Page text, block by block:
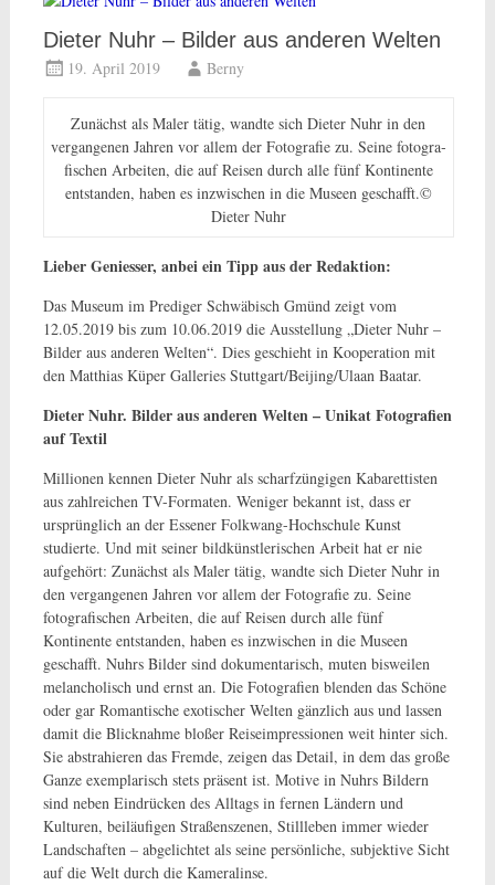
Dieter Nuhr – Bilder aus anderen Welten
19. April 2019 Berny
Zunächst als Maler tätig, wandte sich Dieter Nuhr in den
vergangenen Jahren vor allem der Fotografie zu. Seine fotogra­
fischen Arbeiten, die auf Reisen durch alle fünf Kontinente
entstanden, haben es inzwischen in die Museen geschafft.©
Dieter Nuhr
Lieber Geniesser, anbei ein Tipp aus der Redaktion:
Das Museum im Prediger Schwäbisch Gmünd zeigt vom
12.05.2019 bis zum 10.06.2019 die Ausstellung „Dieter Nuhr –
Bilder aus anderen Welten“. Dies geschieht in Kooperation mit
den Matthias Küper Galleries Stuttgart/Beijing/Ulaan Baatar.
Dieter Nuhr. Bilder aus anderen Welten – Unikat Fotografien
auf Textil
Millionen kennen Dieter Nuhr als scharfzüngigen Kabarettisten
aus zahlreichen TV-Formaten. Weniger bekannt ist, dass er
ursprünglich an der Essener Folkwang-Hochschule Kunst
studierte. Und mit seiner bildkünstlerischen Arbeit hat er nie
aufgehört: Zunächst als Maler tätig, wandte sich Dieter Nuhr in
den vergangenen Jahren vor allem der Fotografie zu. Seine
fotografischen Arbeiten, die auf Reisen durch alle fünf
Kontinente entstanden, haben es inzwischen in die Museen
geschafft. Nuhrs Bilder sind dokumentarisch, muten bisweilen
melancholisch und ernst an. Die Fotografien blenden das Schöne
oder gar Romantische exotischer Welten gänzlich aus und lassen
damit die Blicknahme bloßer Reiseimpressionen weit hinter sich.
Sie abstrahieren das Fremde, zeigen das Detail, in dem das große
Ganze exemplarisch stets präsent ist. Motive in Nuhrs Bildern
sind neben Eindrücken des Alltags in fernen Ländern und
Kulturen, beiläufigen Straßenszenen, Stillleben immer wieder
Landschaften – abgelichtet als seine persönliche, subjektive Sicht
auf die Welt durch die Kameralinse.